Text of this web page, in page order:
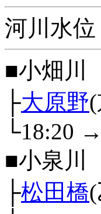
河川水位
■小畑川
├大原野
└18:20 →
■小泉川
├松田橋